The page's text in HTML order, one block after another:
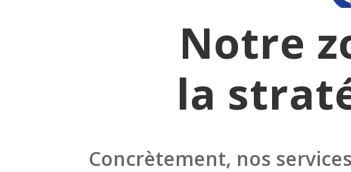
Notre
la
Concrètement, nos